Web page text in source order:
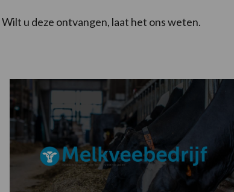
u deze ontvangen, laat het ons weten.